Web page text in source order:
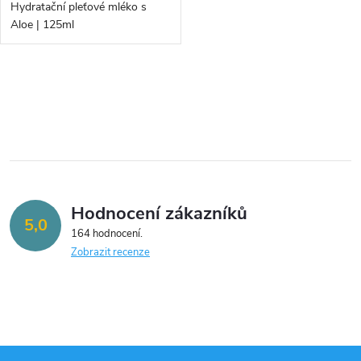
d
u
ů
d
t
ů
Hydratační pleťové mléko s
Aloe | 125ml
l
d
a
p
5,0 Hodnocení zákazníků
164 hodnocení
Zobrazit recenze